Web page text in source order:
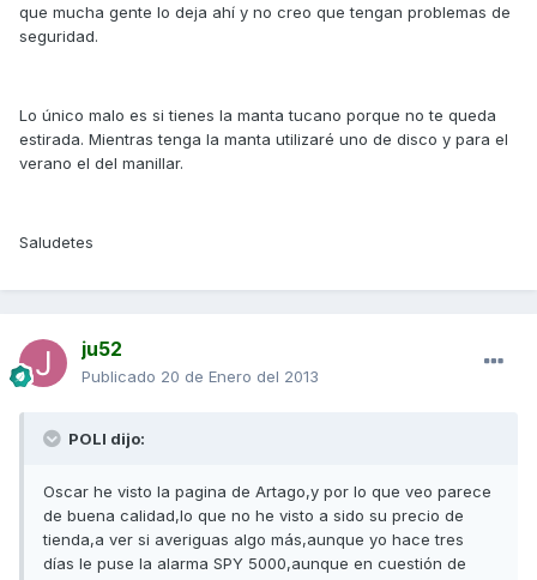
que mucha gente lo deja ahí y no creo que tengan problemas de
seguridad.
Lo único malo es si tienes la manta tucano porque no te queda
estirada. Mientras tenga la manta utilizaré uno de disco y para el
verano el del manillar.
Saludetes
ju52
Publicado 20 de Enero del 2013
POLI dijo:
Oscar he visto la pagina de Artago,y por lo que veo parece
de buena calidad,lo que no he visto a sido su precio de
tienda,a ver si averiguas algo más,aunque yo hace tres
días le puse la alarma SPY 5000,aunque en cuestión de